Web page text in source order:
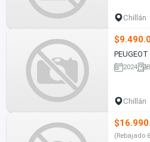
Chillán
2024
Chillán
(Rebajado